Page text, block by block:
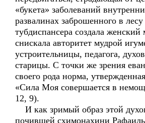
«букета» заболеваний
развалинах заброшенного в лесу
тубдиспансера создала женский
снискала авторитет мудрой
устроительницы, педагога,
старицы. С точки же зрения
своего рода норма,
«Сила Моя совершается в
12, 9).
И как зримый образ этой
почившей схимонахини